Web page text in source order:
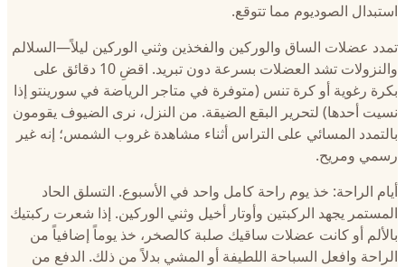
استبدال الصوديوم مما تتوقع.
تمدد عضلات الساق والوركين والفخذين وثني الوركين ليلاً—السلالم
والنزولات تشد العضلات بسرعة دون تبريد. اقضِ 10 دقائق على
بكرة رغوية أو كرة تنس (متوفرة في متاجر الرياضة في سورينتو إذا
نسيت أحدها) لتحرير البقع الضيقة. من النزل، نرى الضيوف يقومون
بالتمدد المسائي على التراس أثناء مشاهدة غروب الشمس؛ إنه غير
رسمي ومريح.
أيام الراحة: خذ يوم راحة كامل واحد في الأسبوع. التسلق الحاد
المستمر يجهد الركبتين وأوتار أخيل وثني الوركين. إذا شعرت ركبتيك
بالألم أو كانت عضلات ساقيك صلبة كالصخر، خذ يوماً إضافياً من
الراحة وافعل السباحة اللطيفة أو المشي بدلاً من ذلك. الدفع من